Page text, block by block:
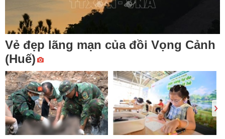
Vẻ đẹp lãng mạn của đồi Vọng Cảnh
(Huế)